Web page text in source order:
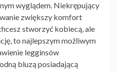
wyglądem. Niekrępujący
zwiększy komfort
stworzyć kobiecą, ale
to najlepszym możliwym
legginsów
bluzą posiadającą